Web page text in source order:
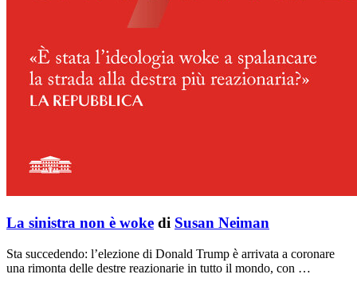
La sinistra non è woke di Susan Neiman
Sta succedendo: l’elezione di Donald Trump è arrivata a coronare
una rimonta delle destre reazionarie in tutto il mondo, con …